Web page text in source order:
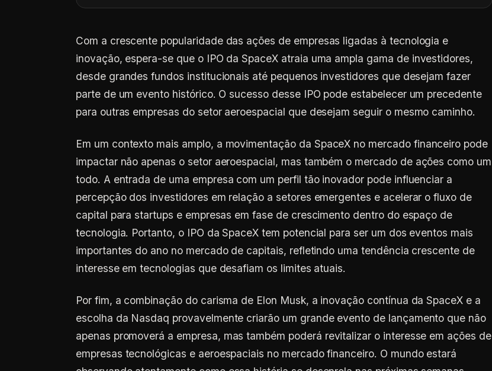
Com a crescente popularidade das ações de empresas ligadas à tecnologia e
inovação, espera-se que o IPO da SpaceX atraia uma ampla gama de investidores,
desde grandes fundos institucionais até pequenos investidores que desejam fazer
parte de um evento histórico. O sucesso desse IPO pode estabelecer um precedente
para outras empresas do setor aeroespacial que desejam seguir o mesmo caminho.
Em um contexto mais amplo, a movimentação da SpaceX no mercado financeiro pode
impactar não apenas o setor aeroespacial, mas também o mercado de ações como um
todo. A entrada de uma empresa com um perfil tão inovador pode influenciar a
percepção dos investidores em relação a setores emergentes e acelerar o fluxo de
capital para startups e empresas em fase de crescimento dentro do espaço de
tecnologia. Portanto, o IPO da SpaceX tem potencial para ser um dos eventos mais
importantes do ano no mercado de capitais, refletindo uma tendência crescente de
interesse em tecnologias que desafiam os limites atuais.
Por fim, a combinação do carisma de Elon Musk, a inovação contínua da SpaceX e a
escolha da Nasdaq provavelmente criarão um grande evento de lançamento que não
apenas promoverá a empresa, mas também poderá revitalizar o interesse em ações de
empresas tecnológicas e aeroespaciais no mercado financeiro. O mundo estará
observando atentamente como essa história se desenrola nas próximas semanas,